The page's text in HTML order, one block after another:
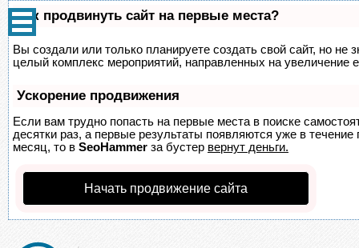
Как продвинуть сайт на первые места?
Вы создали или только планируете создать свой сайт, но не
целый комплекс мероприятий, направленных на увеличение
Ускорение продвижения
Если вам трудно попасть на первые места в поиске
десятки раз, а первые результаты появляются уже в
месяц, то в SeoHammer за бустер вернут деньги.
Начать продвижение сайта